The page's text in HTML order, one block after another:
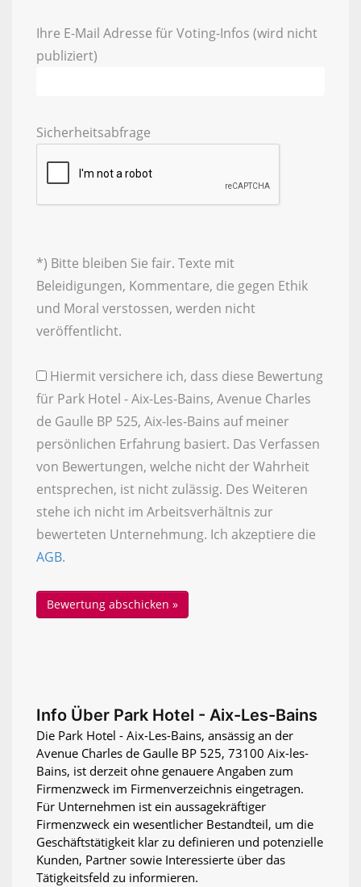
Ihre E-Mail Adresse für Voting-Infos (wird nicht
publiziert)
Sicherheitsabfrage
*) Bitte bleiben Sie fair. Texte mit
Beleidigungen, Kommentare, die gegen Ethik
und Moral verstossen, werden nicht
veröffentlicht.
Hiermit versichere ich, dass diese Bewertung
für Park Hotel - Aix-Les-Bains, Avenue Charles
de Gaulle BP 525, Aix-les-Bains auf meiner
persönlichen Erfahrung basiert. Das Verfassen
von Bewertungen, welche nicht der Wahrheit
entsprechen, ist nicht zulässig. Des Weiteren
stehe ich nicht im Arbeitsverhältnis zur
bewerteten Unternehmung. Ich akzeptiere die
AGB.
Info Über Park Hotel - Aix-Les-Bains
Die Park Hotel - Aix-Les-Bains, ansässig an der
Avenue Charles de Gaulle BP 525, 73100 Aix-les-
Bains, ist derzeit ohne genauere Angaben zum
Firmenzweck im Firmenverzeichnis eingetragen.
Für Unternehmen ist ein aussagekräftiger
Firmenzweck ein wesentlicher Bestandteil, um die
Geschäftstätigkeit klar zu definieren und potenzielle
Kunden, Partner sowie Interessierte über das
Tätigkeitsfeld zu informieren.